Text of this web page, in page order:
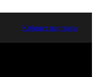
Кабинет партнера